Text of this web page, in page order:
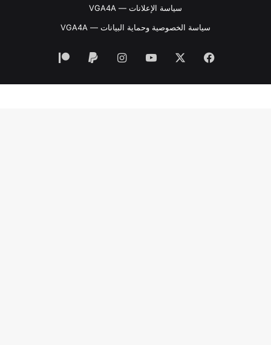
سياسة الإعلانات — VGA4A
سياسة الخصوصية وحماية البيانات — VGA4A
فيسبوك ‫YouTubeانستقرام
‏Paypal
‫Patreon